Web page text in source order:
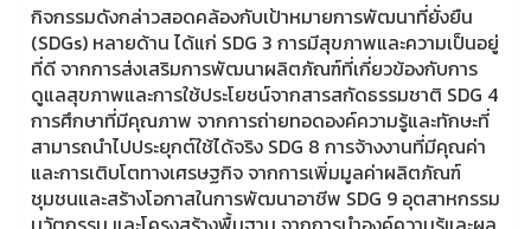
กิจกรรมดังกล่าวสอดคล้องกับเป้าหมายการพัฒนาที่ยั่งยืน
(SDGs) หลายด้าน ได้แก่ SDG 3 การมีสุขภาพและความเป็นอยู่
ที่ดี จากการส่งเสริมการพัฒนาผลิตภัณฑ์ที่เกี่ยวข้องกับการ
ดูแลสุขภาพและการใช้ประโยชน์จากสารสกัดธรรมชาติ SDG 4
การศึกษาที่มีคุณภาพ จากการถ่ายทอดองค์ความรู้และทักษะที่
สามารถนำไปประยุกต์ใช้ได้จริง SDG 8 การจ้างงานที่มีคุณค่า
และการเติบโตทางเศรษฐกิจ จากการเพิ่มมูลค่าผลิตภัณฑ์
ชุมชนและสร้างโอกาสในการพัฒนาอาชีพ SDG 9 อุตสาหกรรม